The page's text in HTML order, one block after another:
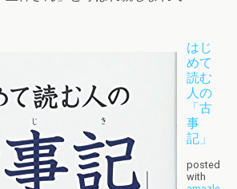
はじ
めて
読む
人の
「古
事
記」
posted
with